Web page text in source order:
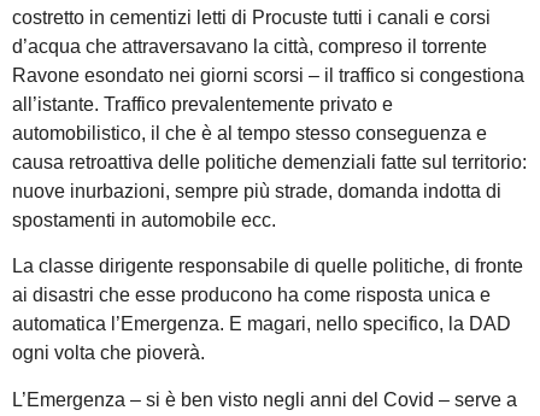
costretto in cementizi letti di Procuste tutti i canali e corsi
d’acqua che attraversavano la città, compreso il torrente
Ravone esondato nei giorni scorsi – il traffico si congestiona
all’istante. Traffico prevalentemente privato e
automobilistico, il che è al tempo stesso conseguenza e
causa retroattiva delle politiche demenziali fatte sul territorio:
nuove inurbazioni, sempre più strade, domanda indotta di
spostamenti in automobile ecc.
La classe dirigente responsabile di quelle politiche, di fronte
ai disastri che esse producono ha come risposta unica e
automatica l’Emergenza. E magari, nello specifico, la DAD
ogni volta che pioverà.
L’Emergenza – si è ben visto negli anni del Covid – serve a